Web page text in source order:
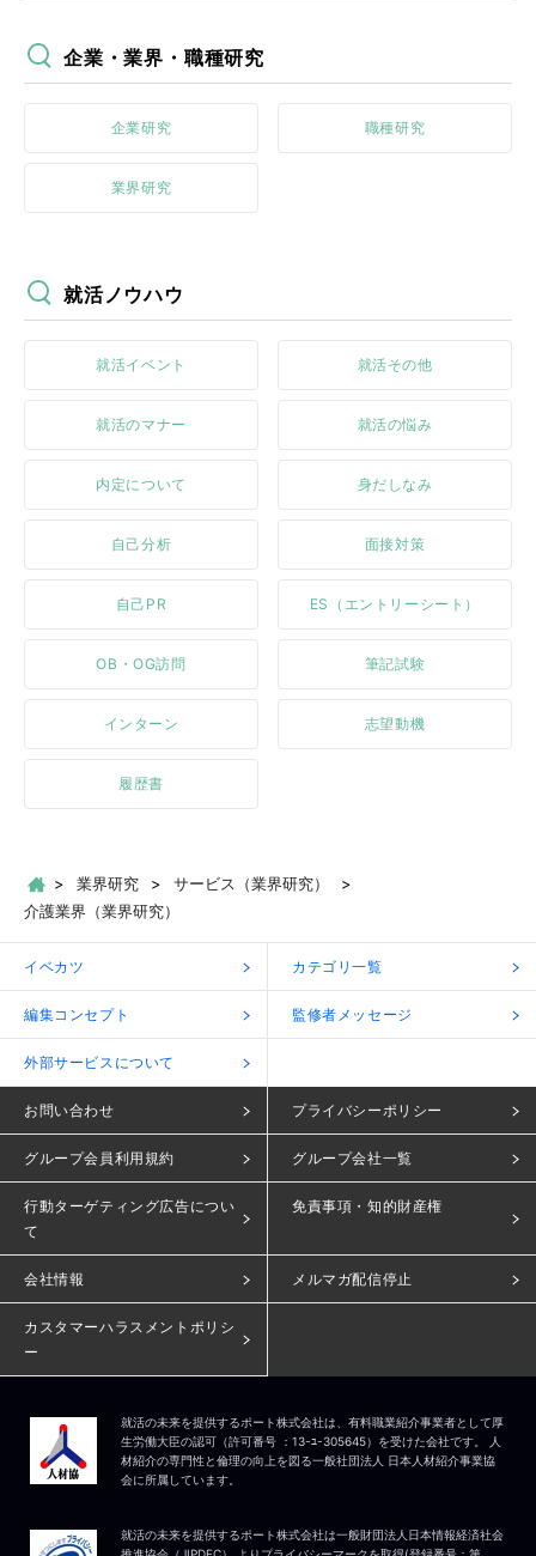
企業・業界・職種研究
企業研究 職種研究
業界研究
就活ノウハウ
就活イベント 就活その他
就活のマナー 就活の悩み
内定について 身だしなみ
自己分析 面接対策
自己PR ES（エントリーシート）
OB・OG訪問 筆記試験
インターン 志望動機
履歴書
業界研究
サービス（業界研究）
介護業界（業界研究）
イベカツ カテゴリ一覧
編集コンセプト 監修者メッセージ
外部サービスについて
お問い合わせ プライバシーポリシー
グループ会員利用規約 グループ会社一覧
行動ターゲティング広告につい
て
免責事項・知的財産権
会社情報 メルマガ配信停止
カスタマーハラスメントポリシ
ー